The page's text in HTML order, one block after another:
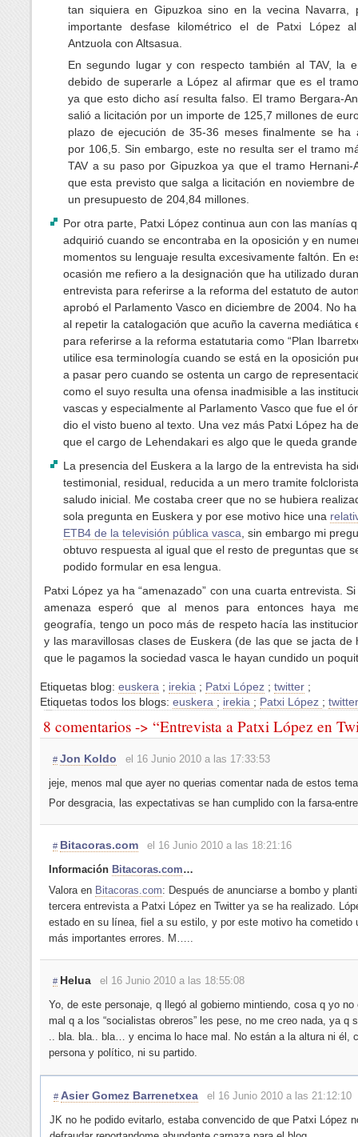
tan siquiera en Gipuzkoa sino en la vecina Navarra,
importante desfase kilométrico el de Patxi López
Antzuola con Altsasua.
En segundo lugar y con respecto también al TAV, la
debido de superarle a López al afirmar que es el
ya que esto dicho así resulta falso. El tramo Bergara-
salió a licitación por un importe de 125,7 millones de
plazo de ejecución de 35-36 meses finalmente se ha
por 106,5. Sin embargo, este no resulta ser el tramo
TAV a su paso por Gipuzkoa ya que el tramo Hernani-
que esta previsto que salga a licitación en noviembre de
un presupuesto de 204,84 millones.
Por otra parte, Patxi López continua aun con las manías
adquirió cuando se encontraba en la oposición y en
momentos su lenguaje resulta excesivamente faltón. En
ocasión me refiero a la designación que ha utilizado
entrevista para referirse a la reforma del estatuto de
aprobó el Parlamento Vasco en diciembre de 2004. No
al repetir la catalogación que acuño la caverna mediática
para referirse a la reforma estatutaria como “Plan
utilice esa terminología cuando se está en la oposición
a pasar pero cuando se ostenta un cargo de
como el suyo resulta una ofensa inadmisible a las
vascas y especialmente al Parlamento Vasco que fue el
dio el visto bueno al texto. Una vez más Patxi López ha
que el cargo de Lehendakari es algo que le queda
La presencia del Euskera a la largo de la entrevista ha
testimonial, residual, reducida a un mero tramite
saludo inicial. Me costaba creer que no se hubiera
sola pregunta en Euskera y por ese motivo hice una
ETB4 de la televisión pública vasca , sin embargo mi
obtuvo respuesta al igual que el resto de preguntas que
podido formular en esa lengua.
Patxi López ya ha “amenazado” con una cuarta entrevista.
amenaza esperó que al menos para entonces haya
geografía, tengo un poco más de respeto hacía las
y las maravillosas clases de Euskera (de las que se jacta de
que le pagamos la sociedad vasca le hayan cundido un
Etiquetas blog: euskera ; irekia ; Patxi López ; twitter ;
Etiquetas todos los blogs: euskera ; irekia ; Patxi López ;
8 comentarios -> “Entrevista a Patxi López en
# Jon Koldo
el 16 Junio 2010 a las 17:33:53
jeje, menos mal que ayer no querias comentar nada de estos
Por desgracia, las expectativas se han cumplido con la farsa-
# Bitacoras.com
el 16 Junio 2010 a las 18:21:16
Información Bitacoras.com…
Valora en Bitacoras.com: Después de anunciarse a bombo y
tercera entrevista a Patxi López en Twitter ya se ha realizado.
estado en su línea, fiel a su estilo, y por este motivo ha cometido
más importantes errores. M…..
# Helua
el 16 Junio 2010 a las 18:55:08
Yo, de este personaje, q llegó al gobierno mintiendo, cosa q yo no
mal q a los “socialistas obreros” les pese, no me creo nada, ya q
.. bla. bla.. bla… y encima lo hace mal. No están a la altura ni él,
persona y político, ni su partido.
# Asier Gomez Barrenetxea
el 16 Junio 2010 a las 21:12:10
JK no he podido evitarlo, estaba convencido de que Patxi López